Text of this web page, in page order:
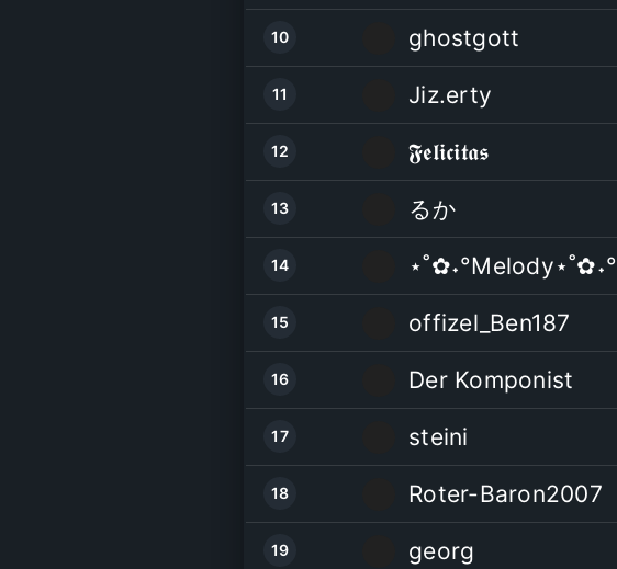
10 ghostgott
11 Jiz.erty
12 𝕱𝖊𝖑𝖎𝖈𝖎𝖙𝖆𝖘
13 るか
14 ⋆˚✿˖°Melody⋆˚✿˖°
15 offizel_Ben187
16 Der Komponist
17 steini
18 Roter-Baron2007
19 georg